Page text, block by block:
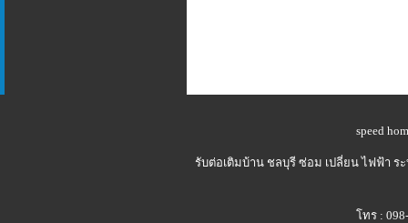
speed
รับต่อเติมบ้าน ชลบุรี ซ่อม เปลี่ยน ไฟฟ้า ร
โทร :